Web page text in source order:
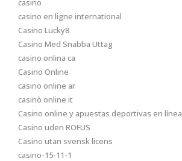
casino
casino en ligne international
Casino Lucky8
Casino Med Snabba Uttag
casino onlina ca
Casino Online
casino online ar
casinò online it
Casino online y apuestas deportivas en línea
Casino uden ROFUS
Casino utan svensk licens
casino-15-11-1